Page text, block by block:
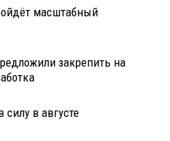
масштабный
закрепить на
в августе